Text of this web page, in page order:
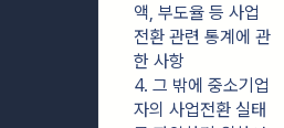
액, 부도율 등 사업
전환 관련 통계에 관
한 사항
4. 그 밖에 중소기업
자의 사업전환 실태